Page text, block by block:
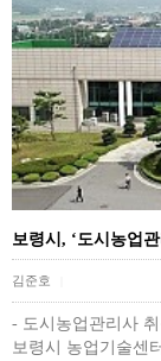
보령시, ‘도시농업
김준호
- 도시농업관리사
보령시 농업기술센